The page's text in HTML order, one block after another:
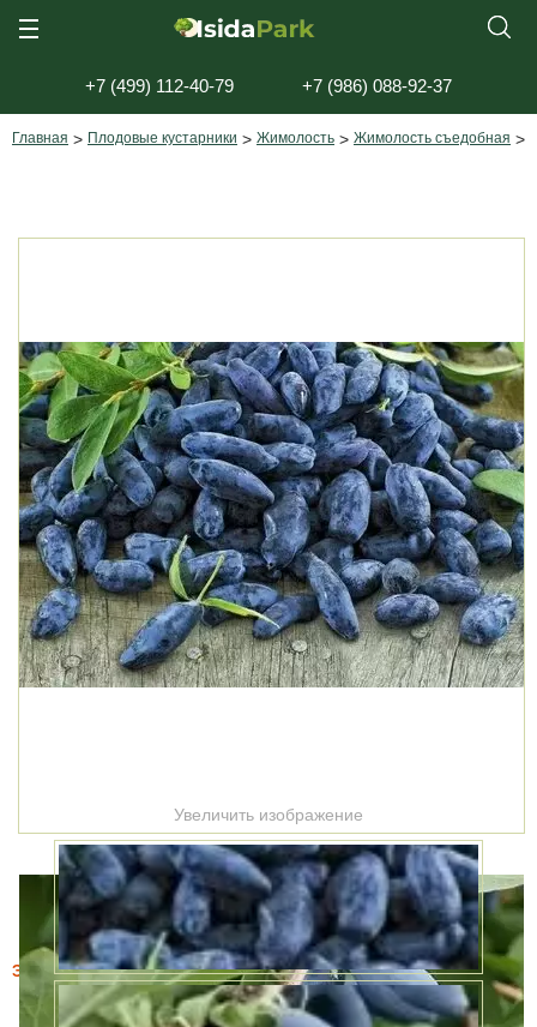
Главная > Плодовые кустарники > Жимолость > Жимолость съедобная >
Увеличить изображение
Этот товар купили 14 раз за месяц
Жимолость Пушкинская
+7 (499) 112-40-79 +7 (986) 088-92-37